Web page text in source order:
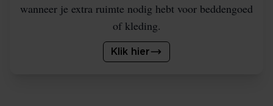
wanneer je extra ruimte nodig hebt voor beddengoed
of kleding.
Klik hier